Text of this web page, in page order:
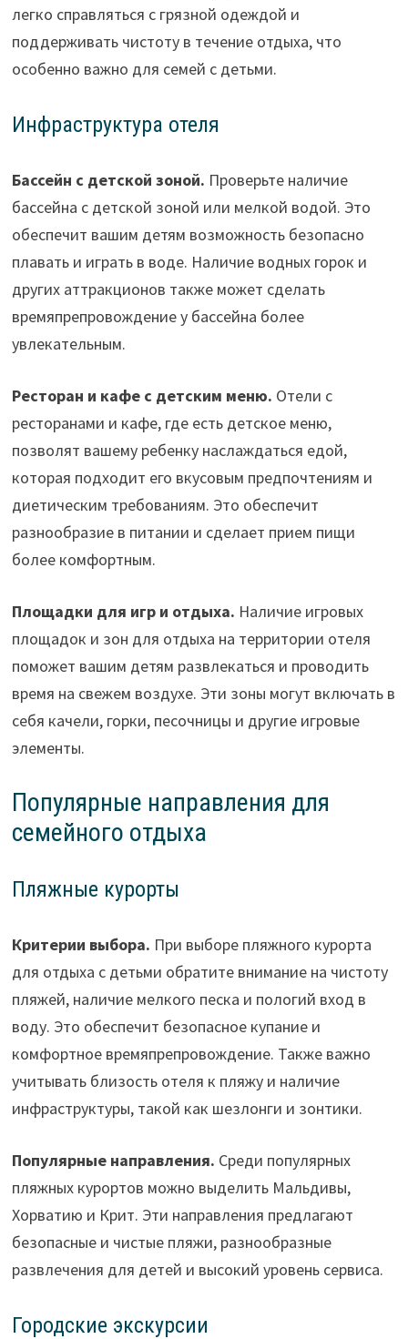
легко справляться с грязной одеждой и
поддерживать чистоту в течение отдыха, что
особенно важно для семей с детьми.
Инфраструктура отеля
Бассейн с детской зоной. Проверьте наличие
бассейна с детской зоной или мелкой водой. Это
обеспечит вашим детям возможность безопасно
плавать и играть в воде. Наличие водных горок и
других аттракционов также может сделать
времяпрепровождение у бассейна более
увлекательным.
Ресторан и кафе с детским меню. Отели с
ресторанами и кафе, где есть детское меню,
позволят вашему ребенку наслаждаться едой,
которая подходит его вкусовым предпочтениям и
диетическим требованиям. Это обеспечит
разнообразие в питании и сделает прием пищи
более комфортным.
Площадки для игр и отдыха. Наличие игровых
площадок и зон для отдыха на территории отеля
поможет вашим детям развлекаться и проводить
время на свежем воздухе. Эти зоны могут включать в
себя качели, горки, песочницы и другие игровые
элементы.
Популярные направления для
семейного отдыха
Пляжные курорты
Критерии выбора. При выборе пляжного курорта
для отдыха с детьми обратите внимание на чистоту
пляжей, наличие мелкого песка и пологий вход в
воду. Это обеспечит безопасное купание и
комфортное времяпрепровождение. Также важно
учитывать близость отеля к пляжу и наличие
инфраструктуры, такой как шезлонги и зонтики.
Популярные направления. Среди популярных
пляжных курортов можно выделить Мальдивы,
Хорватию и Крит. Эти направления предлагают
безопасные и чистые пляжи, разнообразные
развлечения для детей и высокий уровень сервиса.
Городские экскурсии